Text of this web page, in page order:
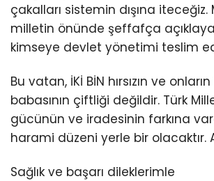
çakalları sistemin dışına iteceğiz.
milletin önünde şeffafça
kimseye devlet yönetimi teslim
Bu vatan, İKİ BİN hırsızın ve
babasının çiftliği değildir. Türk
gücünün ve iradesinin farkına
harami düzeni yerle bir olacaktır.
Sağlık ve başarı dileklerimle